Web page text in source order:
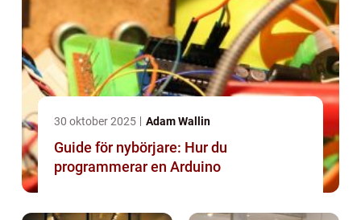
30 oktober 2025 Adam Wallin
Guide för nybörjare: Hur du
programmerar en Arduino